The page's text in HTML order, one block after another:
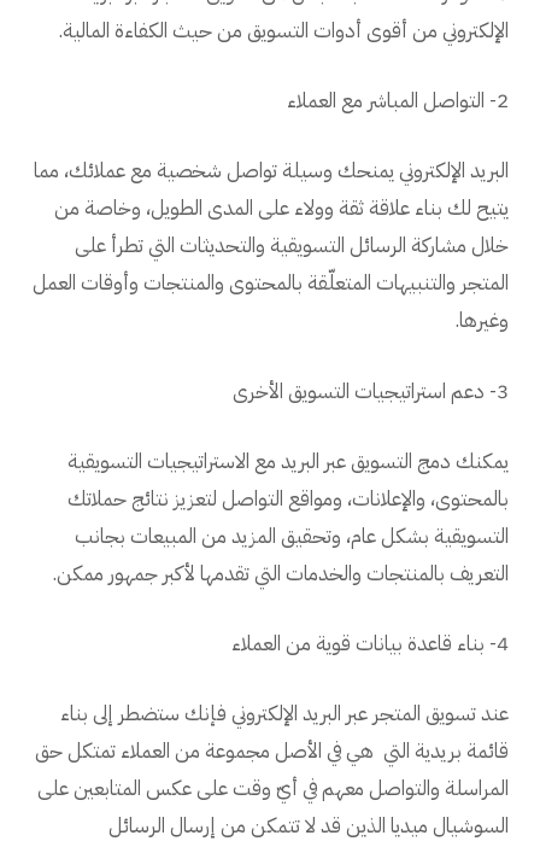
الإلكتروني من أقوى أدوات التسويق من حيث الكفاءة المالية.
2- التواصل المباشر مع العملاء
البريد الإلكتروني يمنحك وسيلة تواصل شخصية مع عملائك، مما
يتيح لك بناء علاقة ثقة وولاء على المدى الطويل، وخاصة من
خلال مشاركة الرسائل التسويقية والتحديثات التي تطرأ على
المتجر والتنبيهات المتعلّقة بالمحتوى والمنتجات وأوقات العمل
وغيرها.
3- دعم استراتيجيات التسويق الأخرى
يمكنك دمج التسويق عبر البريد مع الاستراتيجيات التسويقية
بالمحتوى، والإعلانات، ومواقع التواصل لتعزيز نتائج حملاتك
التسويقية بشكل عام، وتحقيق المزيد من المبيعات بجانب
التعريف بالمنتجات والخدمات التي تقدمها لأكبر جمهور ممكن.
4- بناء قاعدة بيانات قوية من العملاء
عند تسويق المتجر عبر البريد الإلكتروني فإنك ستضطر إلى بناء
قائمة بريدية التي هي في الأصل مجموعة من العملاء تمتكل حق
المراسلة والتواصل معهم في أيّ وقت على عكس المتابعين على
السوشيال ميديا الذين قد لا تتمكن من إرسال الرسائل